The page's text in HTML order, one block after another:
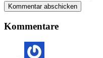
Kommentar abschicken
Kommentare